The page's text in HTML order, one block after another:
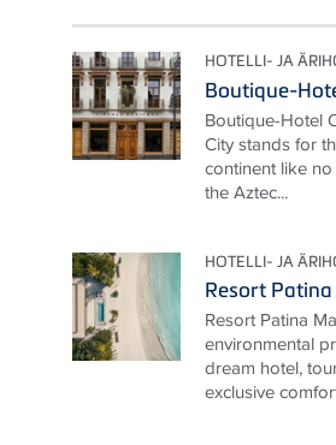
HOTELLI- JA
Boutique-
Boutique-Hotel
City stands for
continent like
the Aztec...
HOTELLI- JA
Resort
Resort Patina
environmental
dream hotel,
exclusive